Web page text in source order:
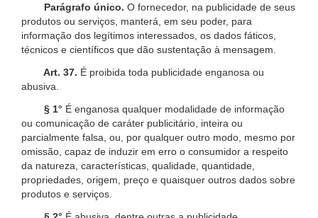
Parágrafo único. O fornecedor, na publicidade de seus
produtos ou serviços, manterá, em seu poder, para
informação dos legítimos interessados, os dados fáticos,
técnicos e científicos que dão sustentação à mensagem.
Art. 37. É proibida toda publicidade enganosa ou
abusiva.
§ 1° É enganosa qualquer modalidade de informação
ou comunicação de caráter publicitário, inteira ou
parcialmente falsa, ou, por qualquer outro modo, mesmo por
omissão, capaz de induzir em erro o consumidor a respeito
da natureza, características, qualidade, quantidade,
propriedades, origem, preço e quaisquer outros dados sobre
produtos e serviços.